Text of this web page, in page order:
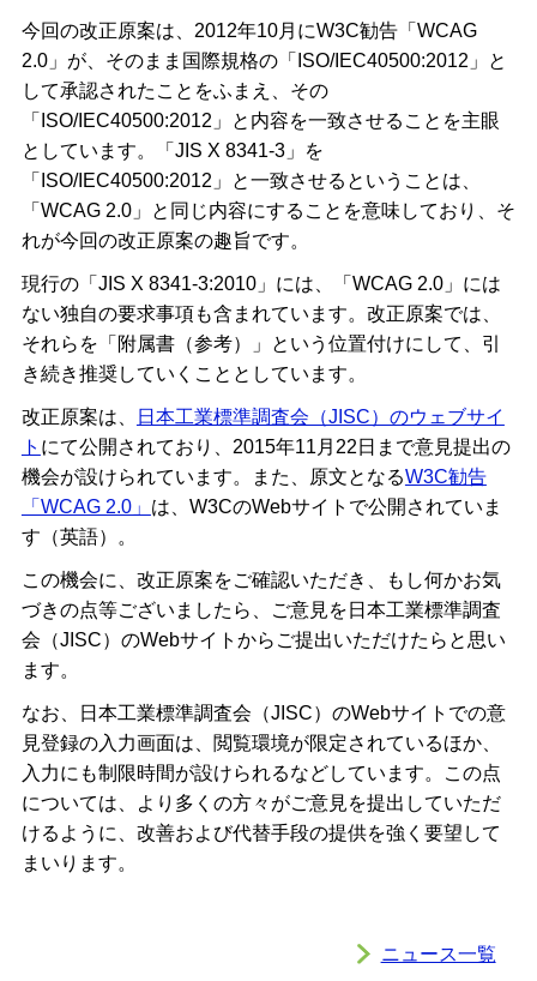
今回の改正原案は、2012年10月にW3C勧告「WCAG
2.0」が、そのまま国際規格の「ISO/IEC40500:2012」と
して承認されたことをふまえ、その
「ISO/IEC40500:2012」と内容を一致させることを主眼
としています。「JIS X 8341-3」を
「ISO/IEC40500:2012」と一致させるということは、
「WCAG 2.0」と同じ内容にすることを意味しており、そ
れが今回の改正原案の趣旨です。
現行の「JIS X 8341-3:2010」には、「WCAG 2.0」には
ない独自の要求事項も含まれています。改正原案では、
それらを「附属書（参考）」という位置付けにして、引
き続き推奨していくこととしています。
改正原案は、
日本工業標準調査会（JISC）のウェブサイ
ト にて公開されており、2015年11月22日まで意見提出の
機会が設けられています。また、原文となるW3C勧告
「WCAG 2.0」 は、W3CのWebサイトで公開されていま
す（英語）。
この機会に、改正原案をご確認いただき、もし何かお気
づきの点等ございましたら、ご意見を日本工業標準調査
会（JISC）のWebサイトからご提出いただけたらと思い
ます。
なお、日本工業標準調査会（JISC）のWebサイトでの意
見登録の入力画面は、閲覧環境が限定されているほか、
入力にも制限時間が設けられるなどしています。この点
については、より多くの方々がご意見を提出していただ
けるように、改善および代替手段の提供を強く要望して
まいります。
ニュース一覧